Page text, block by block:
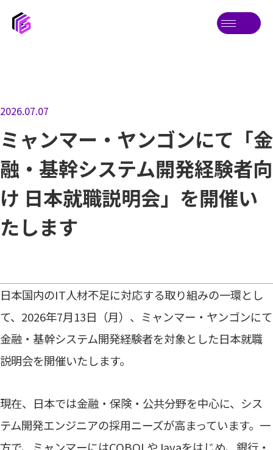
2026.07.07
ミャンマー・ヤンゴンにて「金
融・基幹システム開発経験者向
け 日本就職説明会」を開催い
たします
日本国内のIT人材不足に対応する取り組みの一環とし
て、2026年7月13日（月）、ミャンマー・ヤンゴンにて
金融・基幹システム開発経験者を対象とした日本就職
説明会を開催いたします。
現在、日本では金融・保険・公共分野を中心に、シス
テム開発エンジニアの採用ニーズが高まっています。一